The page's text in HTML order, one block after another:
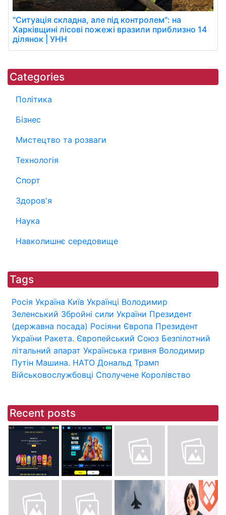
"Ситуація складна, але під контролем": на
Харківщині лісові пожежі вразили приблизно 14
ділянок | УНН
Categories
Політика
Бізнес
Мистецтво та розваги
Технологія
Спорт
Здоров'я
Наука
Навколишнє середовище
Tags
Росія Україна Київ Українці Володимир
Зеленський Збройні сили України Президент
(державна посада) Росіяни Європа Президент
України Ракета. Європейський Союз Безпілотний
літальний апарат Українська гривня Володимир
Путін Машина. НАТО Дональд Трамп
Військовослужбовці Сполучене Королівство
Recent posts